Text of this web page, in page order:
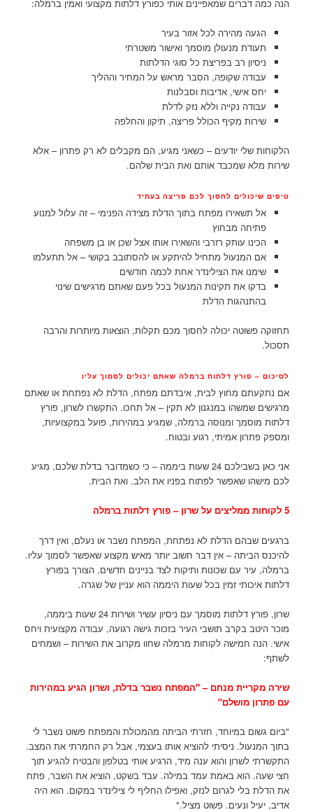
הנה כמה דברים שמאפיינים אותי כפורץ דלתות מקצועי ואמין ברמלה:
הגעה מהירה לכל אזור בעיר
תעודת מנעולן מוסמך ואישור משטרתי
ניסיון רב בפריצת כל סוגי הדלתות
עבודה שקופה, הסבר מראש על המחיר וההליך
יחס אישי, אדיבות וסבלנות
עבודה נקייה וללא נזק לדלת
שירות מקיף הכולל פריצה, תיקון והחלפה
הלקוחות שלי יודעים – כשאני מגיע, הם מקבלים לא רק פתרון – אלא
שירות מלא שמכבד אותם ואת הבית שלהם.
טיפים שיכולים לחסוך לכם פריצה בעתיד
אל תשאירו מפתח בתוך הדלת מצידה הפנימי – זה עלול למנוע
פתיחה מבחוץ
הכינו עותק רזרבי והשאירו אותו אצל שכן או בן משפחה
אם המנעול מתחיל להיתקע או להסתובב בקושי – אל תתעלמו
שימנו את הצילינדר אחת לכמה חודשים
בדקו את תקינות המנעול בכל פעם שאתם מרגישים שינוי
בהתנהגות הדלת
תחזוקה פשוטה יכולה לחסוך מכם תקלות, הוצאות מיותרות והרבה
תסכול.
לסיכום – פורץ דלתות ברמלה שאתם יכולים לסמוך עליו
אם נתקעתם מחוץ לבית, איבדתם מפתח, הדלת לא נפתחת או שאתם
מרגישים שמשהו במנגנון לא תקין – אל תחכו. התקשרו לשרון, פורץ
דלתות מוסמך ומנוסה ברמלה, שמגיע במהירות, פועל במקצועיות,
ומספק פתרון אמיתי, רגוע ובטוח.
אני כאן בשבילכם 24 שעות ביממה – כי כשמדובר בדלת שלכם, מגיע
לכם מישהו שאפשר לפתוח בפניו את הלב. ואת הבית.
5 לקוחות ממליצים על שרון – פורץ דלתות ברמלה
ברגעים שבהם הדלת לא נפתחת, המפתח נשבר או נעלם, ואין דרך
להיכנס הביתה – אין דבר חשוב יותר מאיש מקצוע שאפשר לסמוך עליו.
ברמלה, עיר עם שכונות ותיקות לצד בניינים חדשים, הצורך בפורץ
דלתות איכותי זמין בכל שעות היממה הוא עניין של שגרה.
שרון, פורץ דלתות מוסמך עם ניסיון עשיר ושירות 24 שעות ביממה,
מוכר היטב בקרב תושבי העיר בזכות גישה רגועה, עבודה מקצועית ויחס
אישי. הנה חמישה לקוחות מרמלה שחוו מקרוב את השירות – ושמחים
לשתף:
שירה מקריית מנחם – "המפתח נשבר בדלת, ושרון הגיע במהירות
עם פתרון מושלם"
"ביום גשום במיוחד, חזרתי הביתה מהמכולת והמפתח פשוט נשבר לי
בתוך המנעול. ניסיתי להוציא אותו בעצמי, אבל רק החמרתי את המצב.
התקשרתי לשרון והוא ענה מיד, הרגיע אותי בטלפון והבטיח להגיע תוך
חצי שעה. הוא באמת עמד במילה. עבד בשקט, הוציא את השבר, פתח
את הדלת בלי לגרום לנזק, ואפילו החליף לי צילינדר במקום. הוא היה
אדיב, יעיל ונעים. פשוט מציל."